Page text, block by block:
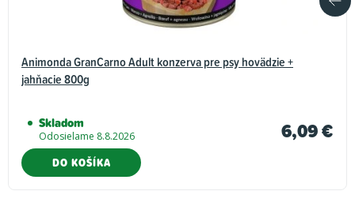
Animonda GranCarno Adult konzerva pre psy hovädzie +
jahňacie 800g
Skladom
Odosielame 8.8.2026 6,09 €
DO KOŠÍKA